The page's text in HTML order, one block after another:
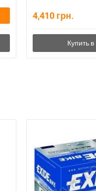
4,410 грн.